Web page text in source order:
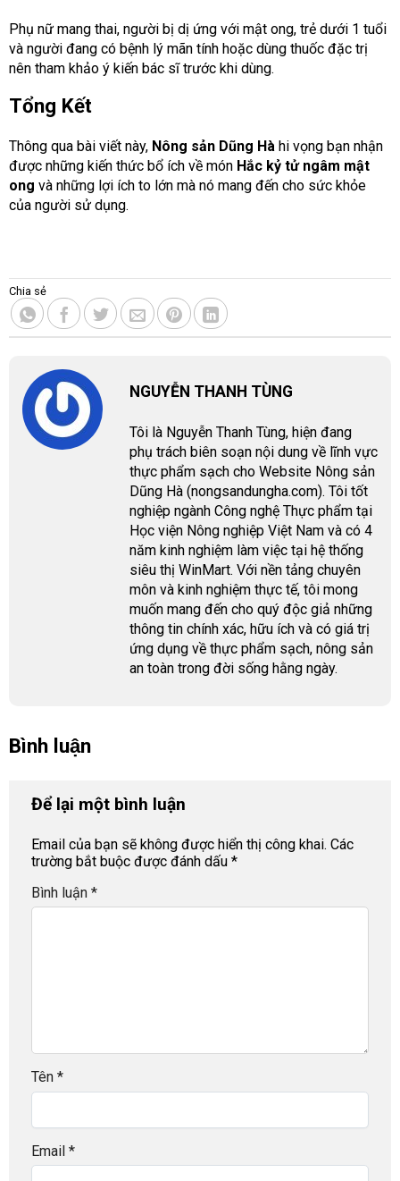
Phụ nữ mang thai, người bị dị ứng với mật ong, trẻ dưới 1 tuổi
và người đang có bệnh lý mãn tính hoặc dùng thuốc đặc trị
nên tham khảo ý kiến bác sĩ trước khi dùng.
Tổng Kết
Thông qua bài viết này, Nông sản Dũng Hà hi vọng bạn nhận
được những kiến thức bổ ích về món Hắc kỷ tử ngâm mật
ong và những lợi ích to lớn mà nó mang đến cho sức khỏe
của người sử dụng.
Chia sẻ
NGUYỄN THANH TÙNG
Tôi là Nguyễn Thanh Tùng, hiện đang
phụ trách biên soạn nội dung về lĩnh vực
thực phẩm sạch cho Website Nông sản
Dũng Hà (nongsandungha.com). Tôi tốt
nghiệp ngành Công nghệ Thực phẩm tại
Học viện Nông nghiệp Việt Nam và có 4
năm kinh nghiệm làm việc tại hệ thống
siêu thị WinMart. Với nền tảng chuyên
môn và kinh nghiệm thực tế, tôi mong
muốn mang đến cho quý độc giả những
thông tin chính xác, hữu ích và có giá trị
ứng dụng về thực phẩm sạch, nông sản
an toàn trong đời sống hằng ngày.
Bình luận
Để lại một bình luận
Email của bạn sẽ không được hiển thị công khai. Các
trường bắt buộc được đánh dấu *
Bình luận *
Tên *
Email *